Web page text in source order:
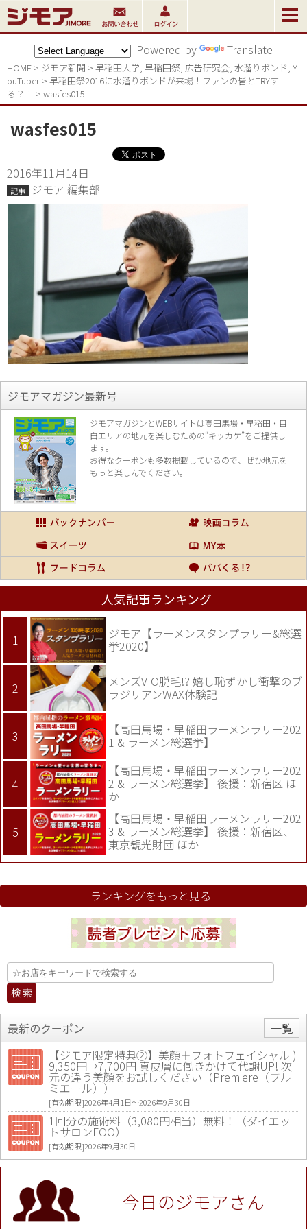
Powered by Translate
HOME > ジモア新聞 > 早稲田大学, 早稲田祭, 広告研究会, 水溜りボンド, Y
ouTuber > 早稲田祭2016に水溜りボンドが来場！ファンの皆とTRYす
る？！ > wasfes015
wasfes015
2016年11月14日
記事 ジモア 編集部
ジモアマガジン最新号
ジモアマガジンとWEBサイトは高田馬場・早稲田・目
白エリアの地元を楽しむための“キッカケ”をご提供し
ます。
お得なクーポンも多数掲載しているので、 ぜひ地元を
もっと楽しんでください。
人気記事ランキング
ジモア【ラーメンスタンプラリー&総選
挙2020】
メンズVIO脱毛!? 嬉し恥ずかし衝撃のブ
ラジリアンWAX体験記
【高田馬場・早稲田ラーメンラリー202
1 & ラーメン総選挙】
【高田馬場・早稲田ラーメンラリー202
2 & ラーメン総選挙】 後援：新宿区 ほ
か
【高田馬場・早稲田ラーメンラリー202
3 & ラーメン総選挙】 後援：新宿区、
東京観光財団 ほか
ランキングをもっと見る
最新のクーポン
一覧
【ジモア限定特典②】美顔＋フォトフェイシャル )
9,350円→7,700円 真皮層に働きかけて代謝UP! 次
元の違う美顔をお試しください（Premiere（プル
ミエール））
[有効期限]2026年4月1日〜2026年9月30日
1回分の施術料（3,080円相当）無料！（ダイエッ
トサロンFOO）
[有効期限]2026年9月30日
値段提示後「ジモア見た」で更に買い取り金額 U
P！※チケットと新品商品は除く（大黒屋 高田馬場
駅前店）
[有効期限]2026年9月30日
★ジモア限定特典★ お会計より全品5％OFF（ナチ
今日のジモアさん